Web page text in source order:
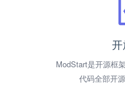
ModStart是开源框
代码全部开